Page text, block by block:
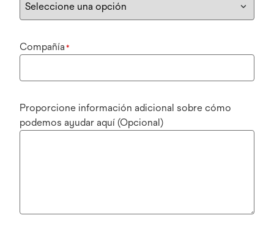
Compañía *
Proporcione información adicional sobre cómo
podemos ayudar aquí (Opcional)